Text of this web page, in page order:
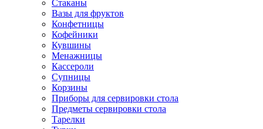
Стаканы
Вазы для фруктов
Конфетницы
Кофейники
Кувшины
Менажницы
Кассероли
Супницы
Корзины
Приборы для сервировки стола
Предметы сервировки стола
Тарелки